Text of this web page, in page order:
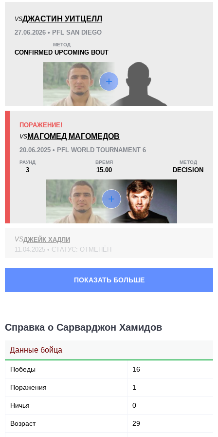
0
1
ARMMAL
1
3
UAEW
UOMMA
Не определено
2
VSДЖАСТИН УИТЦЕЛЛ
27.06.2026 • PFL SAN DIEGO
МЕТОД
CONFIRMED UPCOMING BOUT
ПОРАЖЕНИЕ!
VS МАГОМЕД МАГОМЕДОВ
20.06.2025 • PFL WORLD TOURNAMENT 6
РАУНД
3
ВРЕМЯ
15.00
МЕТОД
DECISION
VSДЖЕЙК ХАДЛИ
11.04.2025 • СТАТУС: ОТМЕНЁН
ПОКАЗАТЬ БОЛЬШЕ
Справка о Сарварджон Хамидов
Данные бойца
Победы 16
Поражения 1
Ничья 0
Возраст 29